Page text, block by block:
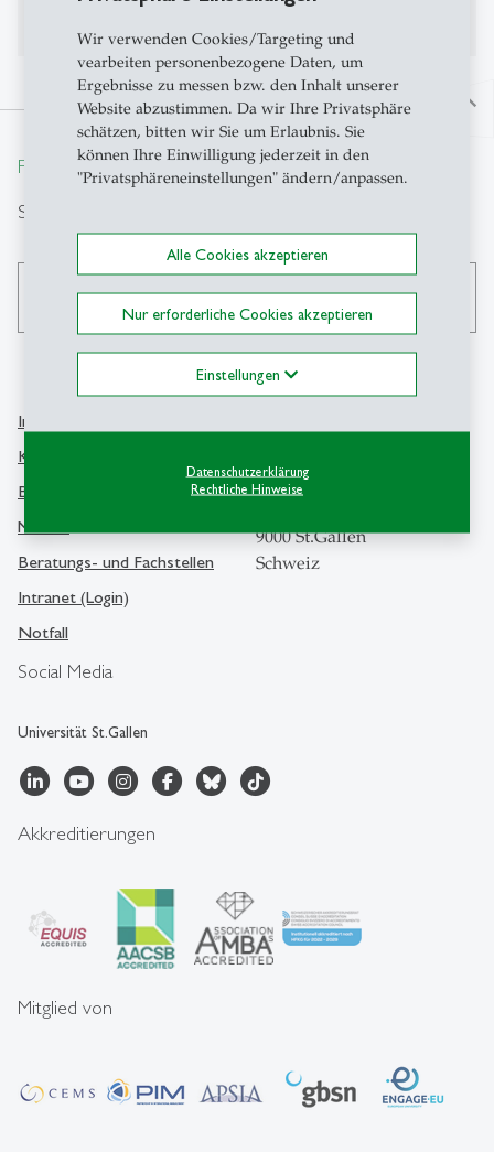
Wir verwenden Cookies/Targeting und
vearbeiten personenbezogene Daten, um
Ergebnisse zu messen bzw. den Inhalt unserer
Website abzustimmen. Da wir Ihre Privatsphäre
schätzen, bitten wir Sie um Erlaubnis. Sie
können Ihre Einwilligung jederzeit in den
"Privatsphäreneinstellungen" ändern/anpassen.
Alle Cookies akzeptieren
Nur erforderliche Cookies akzeptieren
Einstellungen
Datenschutzerklärung
Rechtliche Hinweise
north
From insight to impact.
Suche
Social Media
Universität St.Gallen
Info Desk
Kontakt und Lageplan
Bibliothek
Medien
Beratungs- und Fachstellen
Intranet (Login)
Notfall
Universität St.Gallen
9000 St.Gallen
Schweiz
Akkreditierungen
Mitglied von